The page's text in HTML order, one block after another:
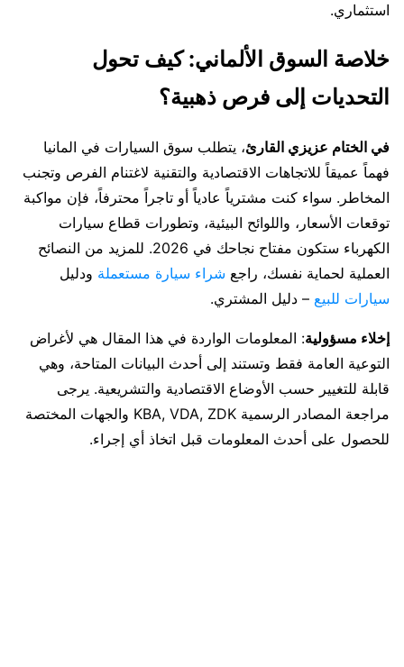
استثماري.
خلاصة السوق الألماني: كيف تحول
التحديات إلى فرص ذهبية؟
في الختام عزيزي القارئ، يتطلب سوق السيارات في المانيا
فهماً عميقاً للاتجاهات الاقتصادية والتقنية لاغتنام الفرص وتجنب
المخاطر. سواء كنت مشترياً عادياً أو تاجراً محترفاً، فإن مواكبة
توقعات الأسعار، واللوائح البيئية، وتطورات قطاع سيارات
الكهرباء ستكون مفتاح نجاحك في 2026. للمزيد من النصائح
العملية لحماية نفسك، راجع شراء سيارة مستعملة ودليل
سيارات للبيع – دليل المشتري.
إخلاء مسؤولية: المعلومات الواردة في هذا المقال هي لأغراض
التوعية العامة فقط وتستند إلى أحدث البيانات المتاحة، وهي
قابلة للتغيير حسب الأوضاع الاقتصادية والتشريعية. يرجى
مراجعة المصادر الرسمية KBA, VDA, ZDK والجهات المختصة
للحصول على أحدث المعلومات قبل اتخاذ أي إجراء.